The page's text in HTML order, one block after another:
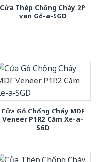
Cửa Thép Chống Cháy 2P
van Gỗ-a-SGD
Cửa Gỗ Chống Cháy MDF
Veneer P1R2 Căm Xe-a-
SGD